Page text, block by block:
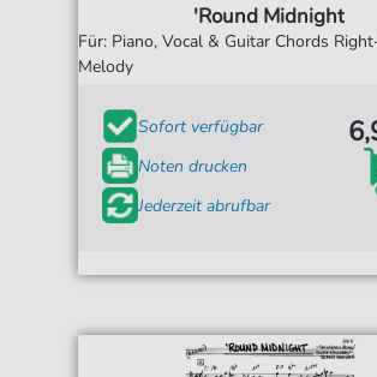
'Round Midnight
Für: Piano, Vocal & Guitar Chords
Melody
Sofort verfügbar
Noten drucken
Jederzeit abrufbar